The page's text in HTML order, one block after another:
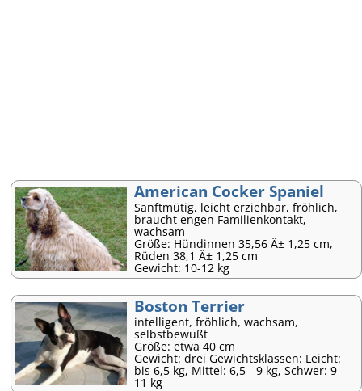
American Cocker Spaniel
Sanftmütig, leicht erziehbar, fröhlich,
braucht engen Familienkontakt,
wachsam
Größe: Hündinnen 35,56 Â± 1,25 cm,
Rüden 38,1 Â± 1,25 cm
Gewicht: 10-12 kg
Boston Terrier
intelligent, fröhlich, wachsam,
selbstbewußt
Größe: etwa 40 cm
Gewicht: drei Gewichtsklassen: Leicht:
bis 6,5 kg, Mittel: 6,5 - 9 kg, Schwer: 9 -
11 kg